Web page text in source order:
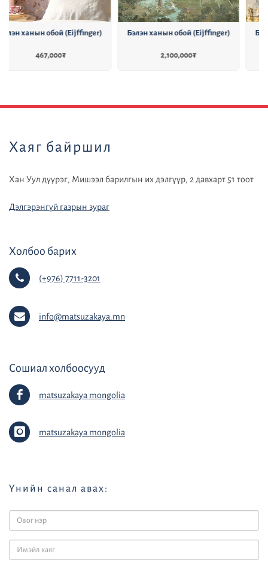
Бэлэн ханын обой (Eijffinger)
2,100,000
Бэлэн ханын обой (Eijffinger)
540,000
Хаяг байршил
Хан Уул дүүрэг, Мишээл барилгын их дэлгүүр, 2 давхарт 51 тоот
Дэлгэрэнгүй газрын зураг
Холбоо барих
(+976) 7711-3201
info@matsuzakaya.mn
Сошиал холбоосууд
matsuzakaya mongolia
matsuzakaya mongolia
Үнийн санал авах: